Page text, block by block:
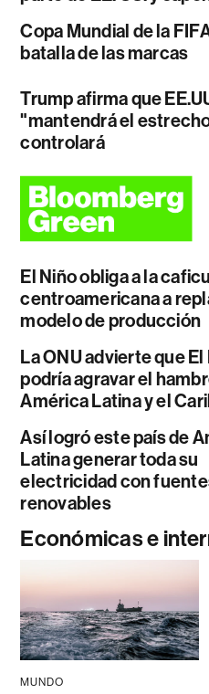
Copa Mundial de la
batalla de las marcas
Trump afirma que
"mantendrá el
controlará
El Niño obliga a la
centroamericana a
modelo de producción
La ONU advierte que El
podría agravar el
América Latina y el
Así logró este país de
Latina generar toda su
electricidad con
renovables
Económicas e
MUNDO